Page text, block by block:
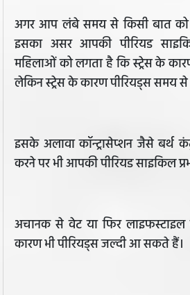
अगर आप लंबे समय से किसी बात को
इसका असर आपकी पीरियड
महिलाओं को लगता है कि स्ट्रेस के
लेकिन स्ट्रेस के कारण पीरियड्स
इसके अलावा कॉन्ट्रासेप्शन जैसे बर्थ
करने पर भी आपकी पीरियड साइकिल
अचानक से वेट या फिर
कारण भी पीरियड्स जल्दी आ सकते हैं।